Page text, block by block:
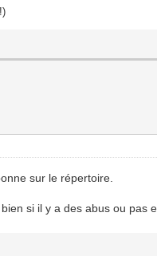
sur le répertoire.
si il y a des abus ou pas